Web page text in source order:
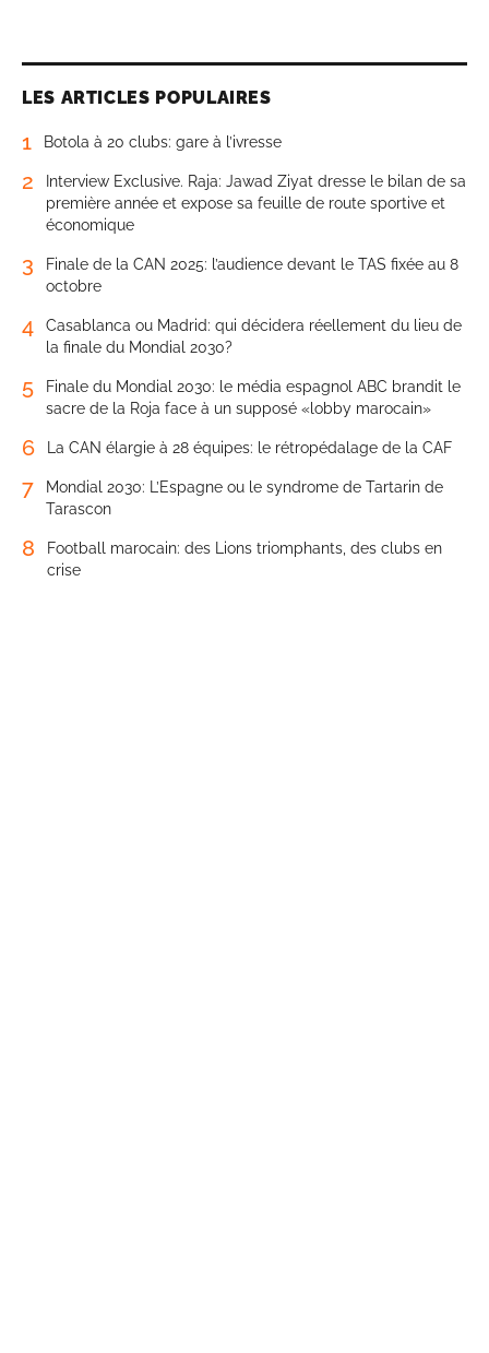
LES ARTICLES POPULAIRES
1 Botola à 20 clubs: gare à l’ivresse
2
Interview Exclusive. Raja: Jawad Ziyat dresse le bilan de sa
première année et expose sa feuille de route sportive et
économique
3
Finale de la CAN 2025: l’audience devant le TAS fixée au 8
octobre
4
Casablanca ou Madrid: qui décidera réellement du lieu de
la finale du Mondial 2030?
5
Finale du Mondial 2030: le média espagnol ABC brandit le
sacre de la Roja face à un supposé «lobby marocain»
6 La CAN élargie à 28 équipes: le rétropédalage de la CAF
7
Mondial 2030: L’Espagne ou le syndrome de Tartarin de
Tarascon
8
Football marocain: des Lions triomphants, des clubs en
crise